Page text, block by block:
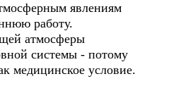
явлениям
работу.
атмосферы
системы - потому
медицинское условие.